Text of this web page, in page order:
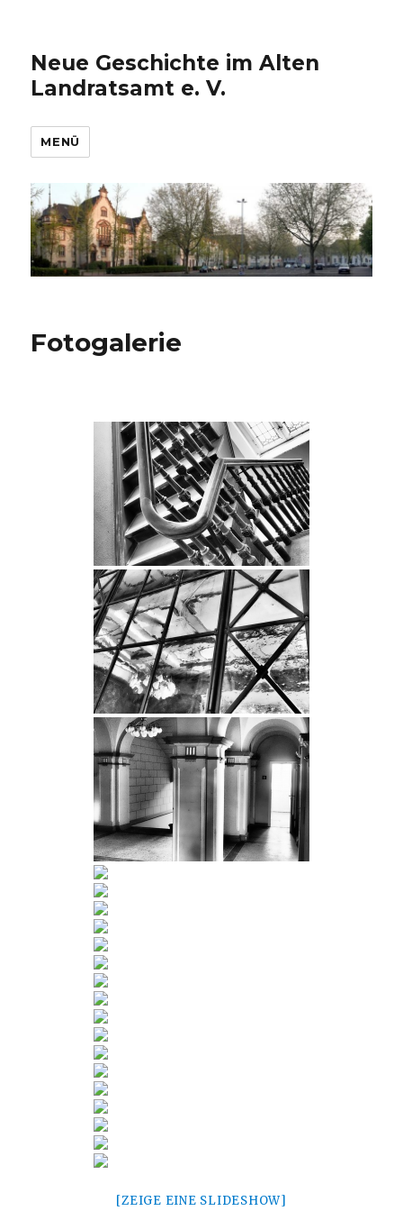
Neue Geschichte im Alten
Landratsamt e. V.
MENÜ
Fotogalerie
[ZEIGE EINE SLIDESHOW]